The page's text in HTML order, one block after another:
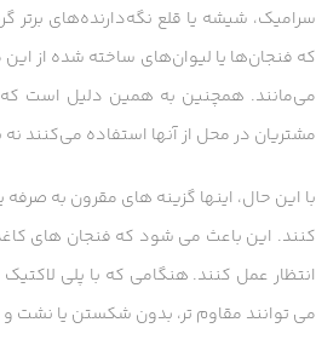
سرامیک، شیشه یا قلع نگه‌دارنده‌های
که فنجان‌ها یا لیوان‌های ساخته شده از
می‌مانند. همچنین به همین دلیل است که
مشتریان در محل از آنها استفاده می‌کنند نه
با این حال، اینها گزینه های مقرون به صرفه
کنند. این باعث می شود که فنجان های
می توانند مقاوم تر، بدون شکستن یا نشت و